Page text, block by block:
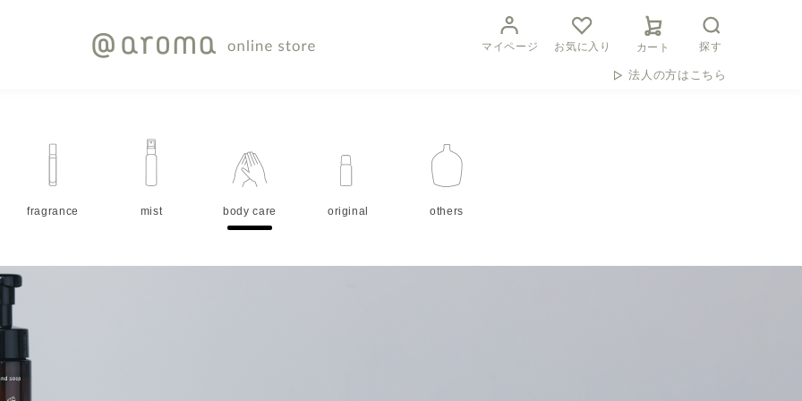
マイページ お気に入り カート 探す
法人の方はこちら
fragrance mist body care original others